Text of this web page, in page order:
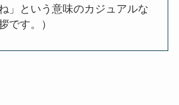
」という意味のカジュアルな
です。）